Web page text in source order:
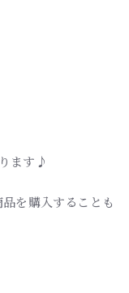
ます♪
を購入することも